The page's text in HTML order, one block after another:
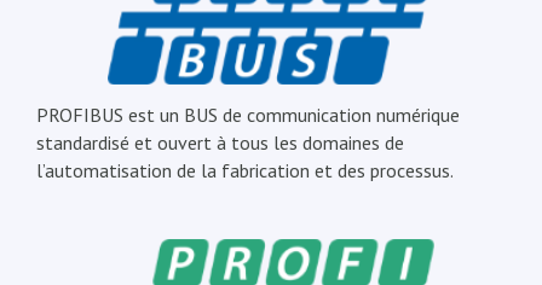
PROFIBUS est un BUS de communication numérique
standardisé et ouvert à tous les domaines de
l’automatisation de la fabrication et des processus.